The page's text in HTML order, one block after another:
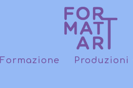
Formazione Produzioni